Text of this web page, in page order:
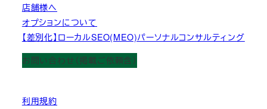
店舗様へ
オプションについて
【差別化】ローカルSEO(MEO)パーソナルコンサルティング
お問い合わせ（掲載ご依頼含）
利用規約